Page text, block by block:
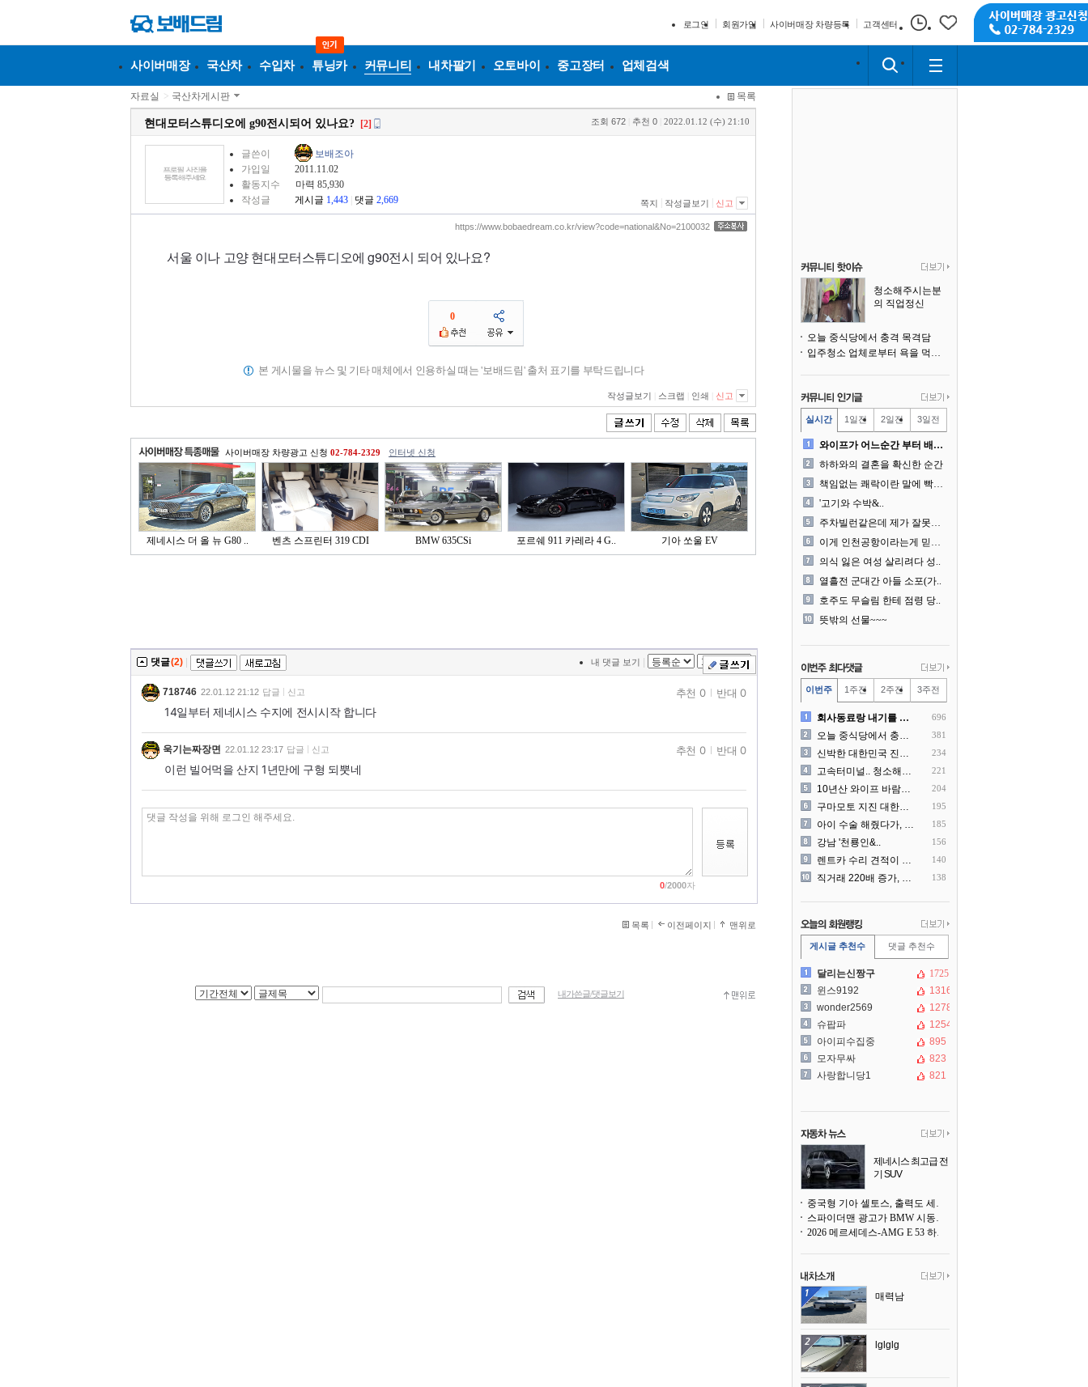
로그인 회원가입 사이버매장 차량등록 고객센터
사이버매장 국산차 수입차 튜닝카 커뮤니티 내차팔기 오토바이 중고장터 업체검색
자료실 > 국산차게시판 목록
현대모터스튜디오에 g90전시되어 있나요? [2] 조회 672 추천 0 2022.01.12 (수) 21:10
글쓴이
보배조아
가입일
2011.11.02
활동지수
마력 85,930
작성글
게시글 1,443 댓글 2,669 쪽지 작성글보기 신고
https://www.bobaedream.co.kr/view?code=national&No=2100032
서울 이나 고양 현대모터스튜디오에 g90전시 되어 있나요?
0
본 게시물을 뉴스 및 기타 매체에서 인용하실 때는 '보배드림' 출처 표기를 부탁드립니다
작성글보기 스크랩 인쇄 신고
사이버매장 차량광고 신청 02-784-2329 인터넷 신청
제네시스 더 올 뉴 G80 .. 벤츠 스프린터 319 CDI BMW 635CSi 포르쉐 911 카레라 4 G.. 기아 쏘울 EV
댓글(2) 내 댓글 보기
718746 22.01.12 21:12 답글 신고
14일부터 제네시스 수지에 전시시작 합니다
추천 0 반대 0
욱기는짜장면 22.01.12 23:17 답글 신고
이런 빌어먹을 산지 1년만에 구형 되뿟네
추천 0 반대 0
0/2000자
목록 이전페이지 맨위로
내가쓴글/댓글보기
청소해주시는분
의 직업정신
오늘 중식당에서 충격 목격담
입주청소 업체로부터 욕을 먹고 있습니다
실시간 1일전 2일전 3일전
와이프가 어느순간 부터 배달..
하하와의 결혼을 확신한 순간
책임없는 쾌락이란 말에 빡친..
'고기와 수박&..
주차빌런같은데 제가 잘못한건..
이게 인천공항이라는게 믿겨지..
의식 잃은 여성 살리려다 성..
열흘전 군대간 아들 소포(가..
호주도 무슬림 한테 점령 당..
뜻밖의 선물~~~
이번주 1주전 2주전 3주전
회사동료랑 내기를 했습니다 696
오늘 중식당에서 충격 목격담 381
신박한 대한민국 진상 근황 234
고속터미널.. 청소해주시는.. 221
10년산 와이프 바람나서 이.. 204
구마모토 지진 대한항공 생수.. 195
아이 수술 해줬다가, 부모에.. 185
강남 '천룡인&.. 156
렌트카 수리 견적이 과한 것.. 140
직거래 220배 증가, 공인.. 138
게시글 추천수 댓글 추천수
달리는신짱구
1725
윈스9192
1316
wonder2569
1278
슈팝파
1254
아이피수집중
895
모자무싸
823
사랑합니당1
821
제네시스 최고급 전
기 SUV
중국형 기아 셀토스, 출력도 세지고 27인치 초대형 디스플레이까지
스파이더맨 광고가 BMW 시동화면을 점령하다, 오너들은 불만
2026 메르세데스-AMG E 53 하이브리드 왜건 시승기
매력남
lglglg